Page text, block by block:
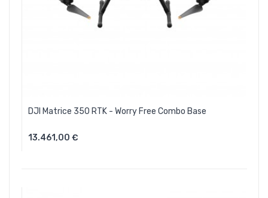
DJI Matrice 350 RTK - Worry Free Combo Base
13.461,00 €
Aggiungi Al Carrello